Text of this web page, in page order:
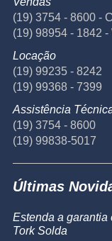
(19) 3754 - 8600 -
(19) 98954 - 1842
Locação
(19) 99235 - 8242
(19) 99368 - 7399
Assistência
(19) 3754 - 8600
(19) 99838-5017
Últimas
Estenda a garantia
Tork Solda